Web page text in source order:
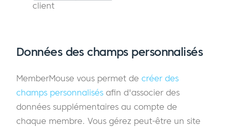
client
Données des champs personnalisés
MemberMouse vous permet de créer des
champs personnalisés afin d'associer des
données supplémentaires au compte de
chaque membre. Vous gérez peut-être un site